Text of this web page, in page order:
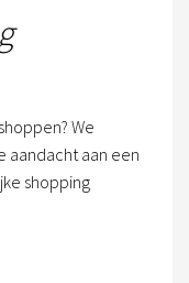
We
aandacht aan een
shopping